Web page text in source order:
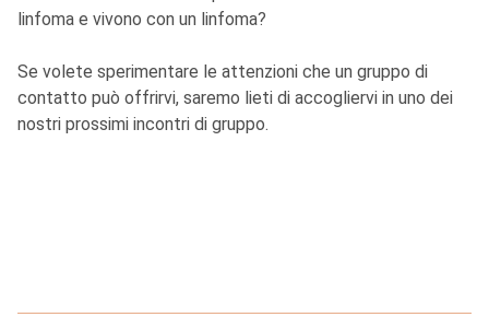
linfoma e vivono con un linfoma?
Se volete sperimentare le attenzioni che un gruppo di
contatto può offrirvi, saremo lieti di accogliervi in uno dei
nostri prossimi incontri di gruppo.